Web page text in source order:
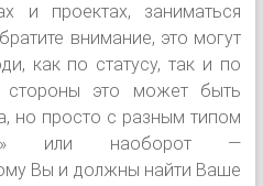
и проектах, заниматься
внимание, это могут
как по статусу, так и по
стороны это может быть
но просто с разным типом
или наоборот —
Вы и должны найти Ваше